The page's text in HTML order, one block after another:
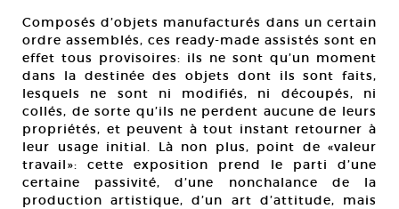
Composés d’objets manufacturés dans un certain
ordre assemblés, ces ready-made assistés sont en
effet tous provisoires: ils ne sont qu’un moment
dans la destinée des objets dont ils sont faits,
lesquels ne sont ni modifiés, ni découpés, ni
collés, de sorte qu’ils ne perdent aucune de leurs
propriétés, et peuvent à tout instant retourner à
leur usage initial. Là non plus, point de «valeur
travail»: cette exposition prend le parti d’une
certaine passivité, d’une nonchalance de la
production artistique, d’un art d’attitude, mais